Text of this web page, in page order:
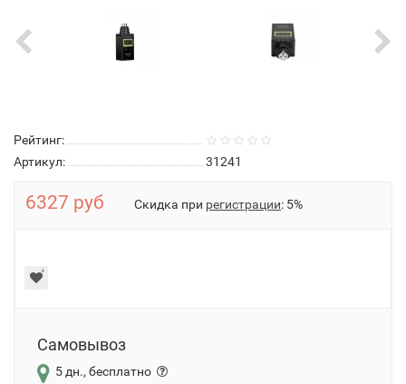
Рейтинг:
Артикул:
31241
6327 руб Скидка при регистрации: 5%
Самовывоз
5 дн., бесплатно